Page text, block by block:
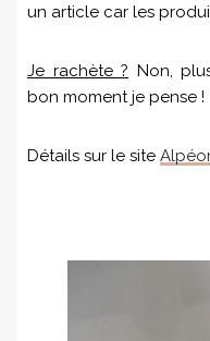
un article car les
Je rachète ? Non,
bon moment je pense !
Détails sur le site